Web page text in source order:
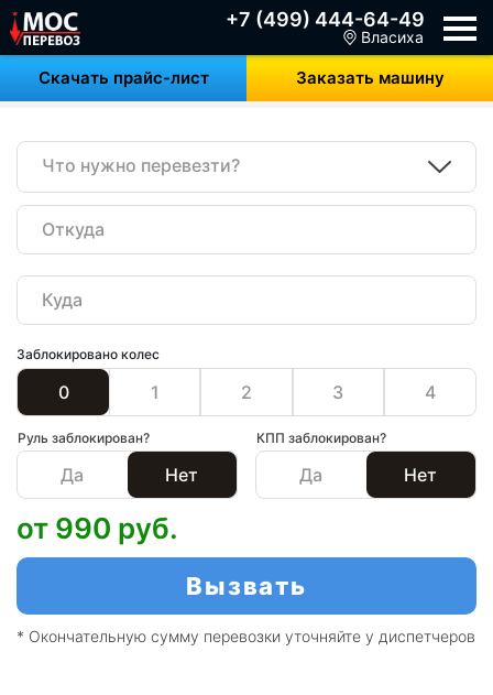
+7 (499) 444-64-49
Скачать прайс-лист Заказать машину
Власиха
Что нужно перевезти?
Заблокировано колес
0 1 2 3 4
Руль заблокирован?
Да Нет
КПП заблокирован?
Да Нет
Вызвать
от 990 руб.
* Окончательную сумму перевозки уточняйте у диспетчеров